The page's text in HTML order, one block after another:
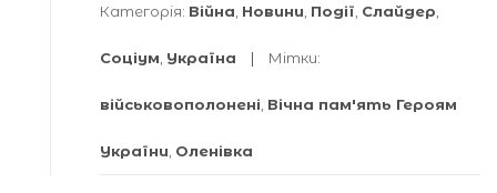
Категорія: Війна Новини Події Слайдер
Соціум Україна Мітки:
військовополонені Вічна пам'ять Героям
України Оленівка